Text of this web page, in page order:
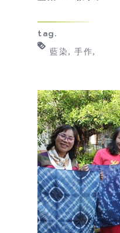
tag.
藍染 手作